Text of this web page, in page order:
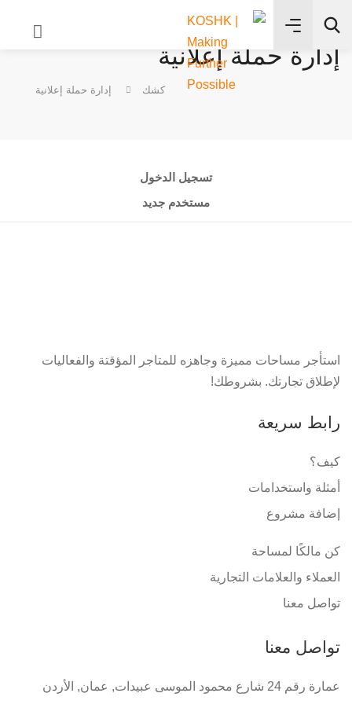
إدارة حملة إعلانية
كشك إدارة حملة إعلانية
تسجيل الدخول
مستخدم جديد
استأجر مساحات مميزة وجاهزه للمتاجر المؤقتة والفعاليات
لإطلاق تجارتك. بشروطك!
رابط سريعة
كيف؟
أمثلة واستخدامات
إضافة مشروع
كن مالكًا لمساحة
العملاء والعلامات التجارية
تواصل معنا
تواصل معنا
عمارة رقم 24 شارع محمود الموسى عبيدات, عمان, الأردن